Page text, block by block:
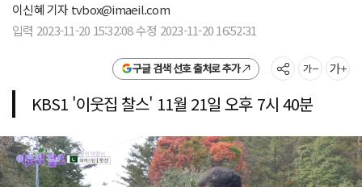
이신혜 기자tvbox@imaeil.com
입력 2023-11-20 15:32:08 수정 2023-11-20 16:52:31
구글 검색 선호 출처로 추가
KBS1 '이웃집 찰스' 11월 21일 오후 7시 40분